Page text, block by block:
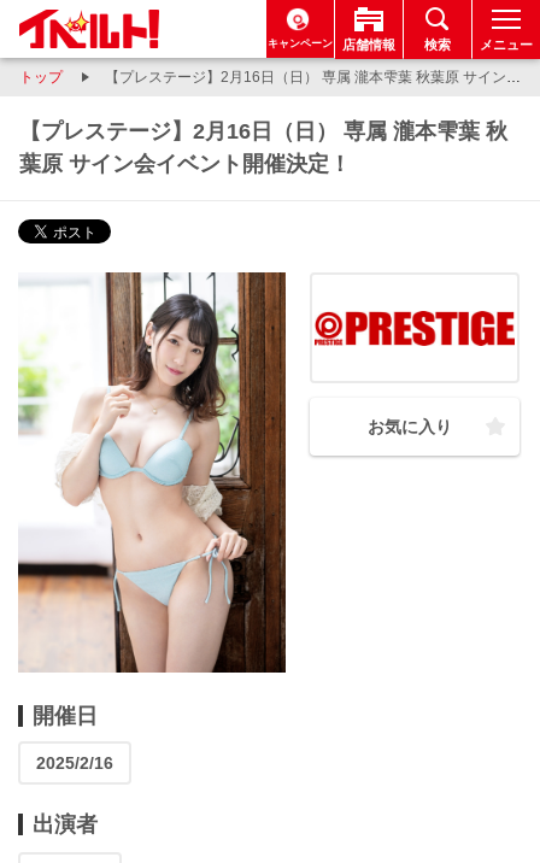
キャンペーン 店舗情報 検索 メニュー
トップ 【プレステージ】2月16日（日） 専属 瀧本雫葉 秋葉原 サイン会イベント開催決定！
【プレステージ】2月16日（日） 専属 瀧本雫葉 秋
葉原 サイン会イベント開催決定！
お気に入り
開催日
2025/2/16
出演者